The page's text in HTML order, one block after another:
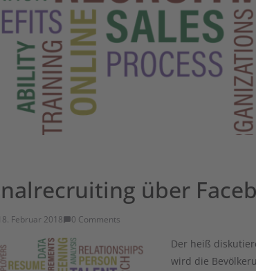
über
Februar 2018 0 Comments
Der heiß
wird die